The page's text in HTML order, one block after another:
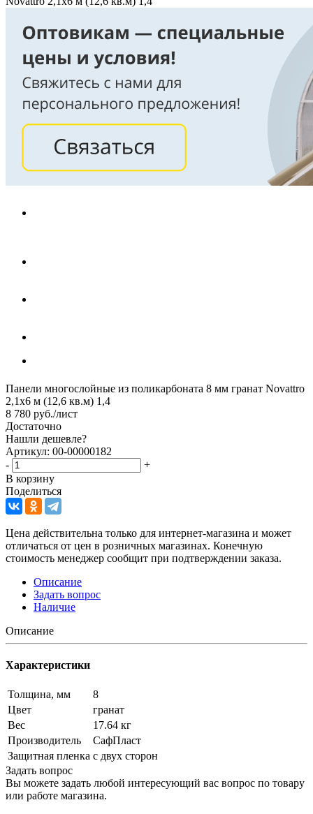
Панели многослойные из поликарбоната 8 мм гранат Novattro
2,1х6 м (12,6 кв.м) 1,4
8 780 руб./лист
Достаточно
Нашли дешевле?
Артикул: 00-00000182
-
+
В корзину
Поделиться
Цена действительна только для интернет-магазина и может
отличаться от цен в розничных магазинах. Конечную
стоимость менеджер сообщит при подтверждении заказа.
Описание
Задать вопрос
Наличие
Описание
Характеристики
Толщина, мм
8
Цвет
гранат
Вес
17.64 кг
Производитель
СафПласт
Защитная пленка с двух сторон
Задать вопрос
Вы можете задать любой интересующий вас вопрос по товару
или работе магазина.